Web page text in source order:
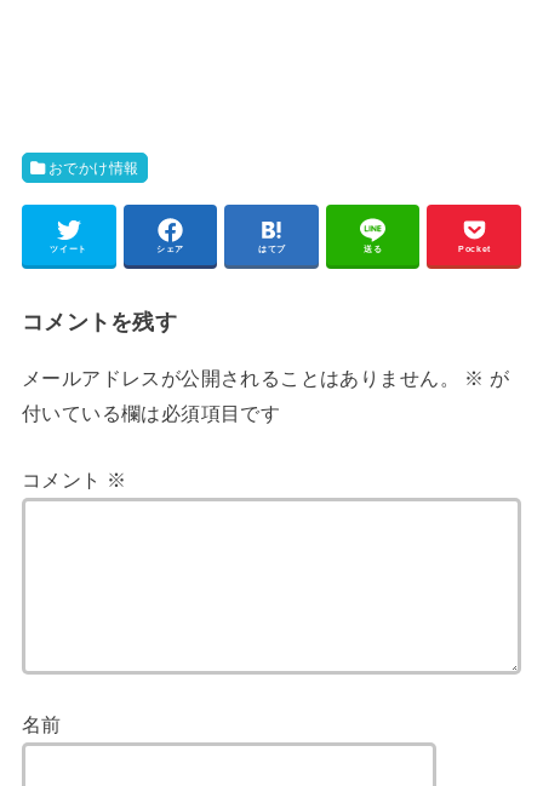
おでかけ情報
ツイート シェア はてブ 送る Pocket
コメントを残す
メールアドレスが公開されることはありません。 ※ が
付いている欄は必須項目です
コメント ※
名前